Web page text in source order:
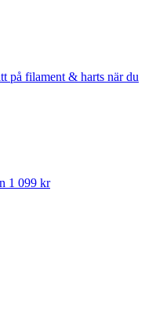
på filament & harts när du
1 099 kr